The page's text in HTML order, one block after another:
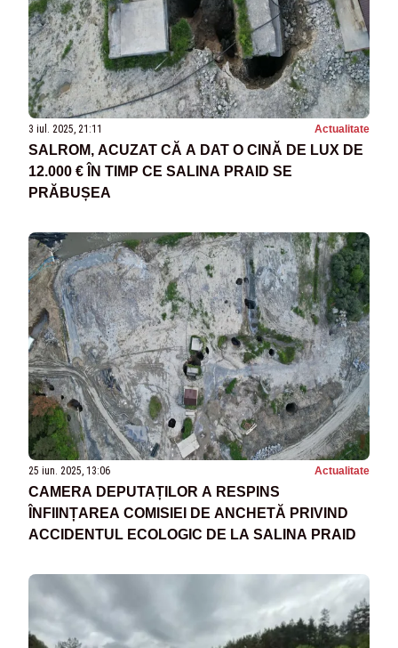
3 iul. 2025, 21:11 Actualitate
SALROM, ACUZAT CĂ A DAT O CINĂ DE LUX DE
12.000 € ÎN TIMP CE SALINA PRAID SE
PRĂBUȘEA
25 iun. 2025, 13:06 Actualitate
CAMERA DEPUTAȚILOR A RESPINS
ÎNFIINȚAREA COMISIEI DE ANCHETĂ PRIVIND
ACCIDENTUL ECOLOGIC DE LA SALINA PRAID